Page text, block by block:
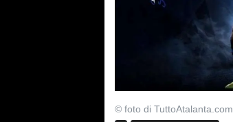
© foto di TuttoAtalanta.com